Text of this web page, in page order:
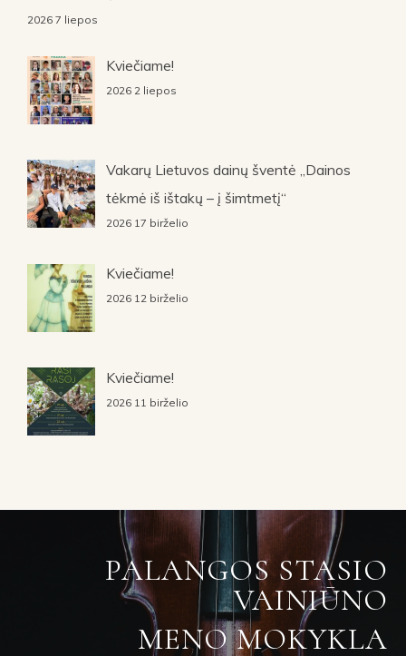
2026 7 liepos
Kviečiame!
2026 2 liepos
Vakarų Lietuvos dainų šventė „Dainos
tėkmė iš ištakų – į šimtmetį“
2026 17 birželio
Kviečiame!
2026 12 birželio
Kviečiame!
2026 11 birželio
PALANGOS STASIO
VAINIŪNO
MENO MOKYKLA